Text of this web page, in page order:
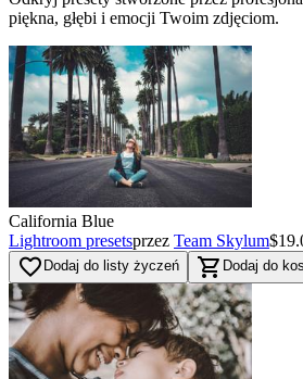
piękna, głębi i emocji Twoim zdjęciom.
California Blue
Lightroom presetsprzez Team Skylum
favorite_border Dodaj do listy życzeń shopping_cart Dodaj do